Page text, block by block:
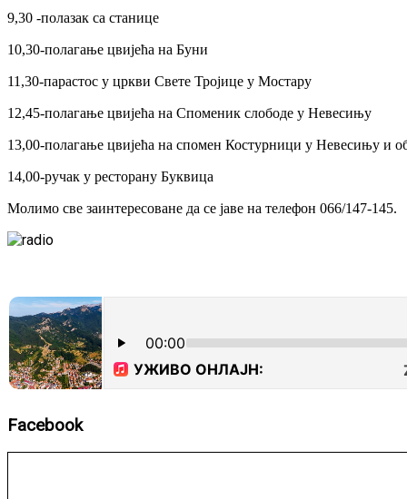
9,30 -полазак са станице
10,30-полагање цвијећа на Буни
11,30-парастос у цркви Свете Тројице у Мостару
12,45-полагање цвијећа на Споменик слободе у Невесињу
13,00-полагање цвијећа на спомен Костурници у Невесињу и
14,00-ручак у ресторану Буквица
Молимо све заинтересоване да се јаве на телефон 066/147-145.
Facebook